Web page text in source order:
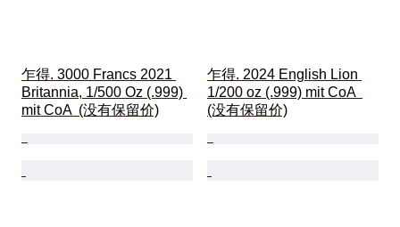
乍得. 3000 Francs 2021
Britannia, 1/500 Oz (.999)
mit CoA  (没有保留价)
乍得. 2024 English Lion
1/200 oz (.999) mit CoA
(没有保留价)